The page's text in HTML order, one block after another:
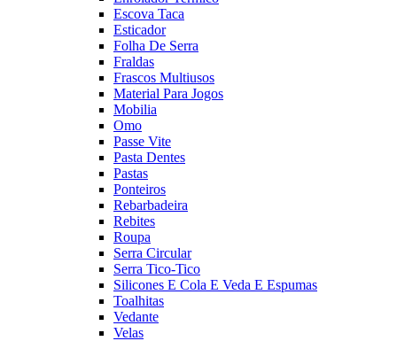
Escova Taca
Esticador
Folha De Serra
Fraldas
Frascos Multiusos
Material Para Jogos
Mobilia
Omo
Passe Vite
Pasta Dentes
Pastas
Ponteiros
Rebarbadeira
Rebites
Roupa
Serra Circular
Serra Tico-Tico
Silicones E Cola E Veda E Espumas
Toalhitas
Vedante
Velas